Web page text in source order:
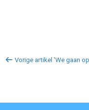
Vorige artikel 'We gaan